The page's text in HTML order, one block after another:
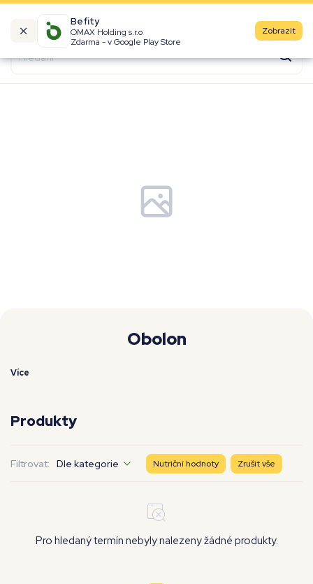
Befity
OMAX Holding s.r.o
Zdarma - v Google Play Store
Zobrazit
Kalorické tabulky
Obolon
Více
Produkty
Filtrovat: Dle kategorie Nutriční hodnoty Zrušit vše
Pro hledaný termín nebyly nalezeny žádné produkty.